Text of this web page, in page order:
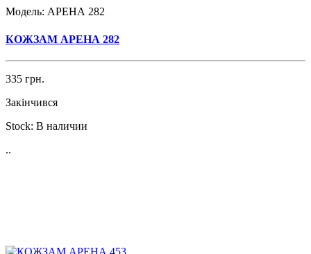
Модель: АРЕНА 282
КОЖЗАМ АРЕНА 282
335 грн.
Закінчився
Stock: В наличии
..